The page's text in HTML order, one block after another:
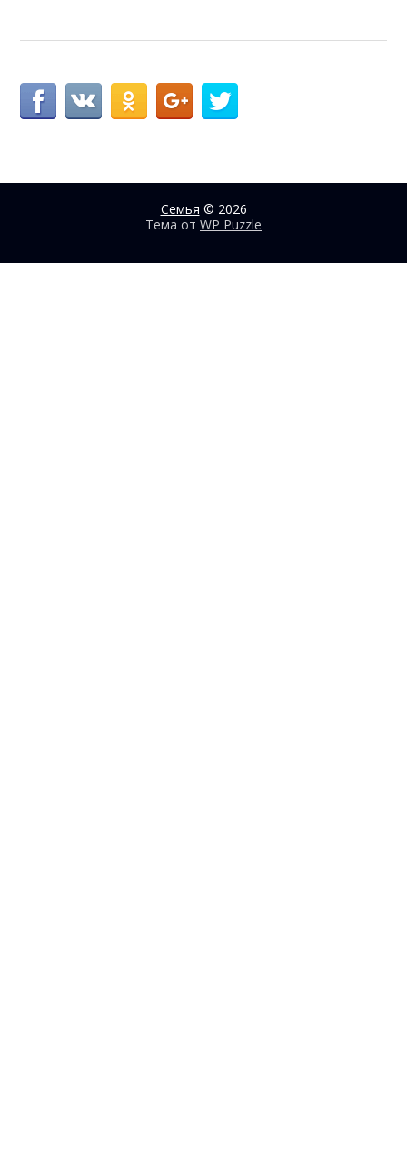
Семья © 2026
Тема от WP Puzzle